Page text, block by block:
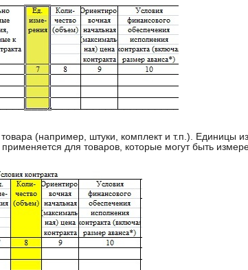
(например, штуки, комплект и т.п.). Единицы
для товаров, которые могут быть